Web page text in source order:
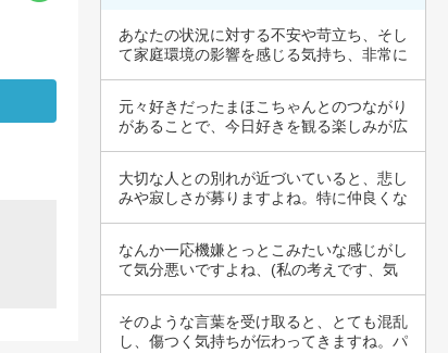
あなたの状況に対する不安や苛立ち、そし
て家庭環境の影響を感じる気持ち、非常に
元々好きだったまほこちゃんとのつながり
があることで、今日好きを観る楽しみが広
大切な人との別れが近づいていると、悲し
みや寂しさが募りますよね。特に仲良くな
なんか一応機嫌とっとこみたいな感じがし
て気分悪いですよね、(私の考えです、気
そのような言葉を受け取ると、とても混乱
し、傷つく気持ちが伝わってきますね。パ